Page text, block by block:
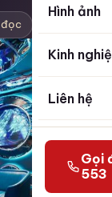
Hình ảnh
Kinh
Liên hệ
Gọi
553
đọc